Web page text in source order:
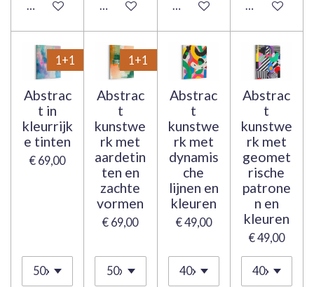
Bekijk details Bekijk details Bekijk details Bekijk details
1+1
Abstrac
t in
kleurrijk
e tinten
€ 69,00
1+1
Abstrac
t
kunstwe
rk met
aardetin
ten en
zachte
vormen
€ 69,00
Abstrac
t
kunstwe
rk met
dynamis
che
lijnen en
kleuren
€ 49,00
Abstrac
t
kunstwe
rk met
geomet
rische
patrone
n en
kleuren
€ 49,00